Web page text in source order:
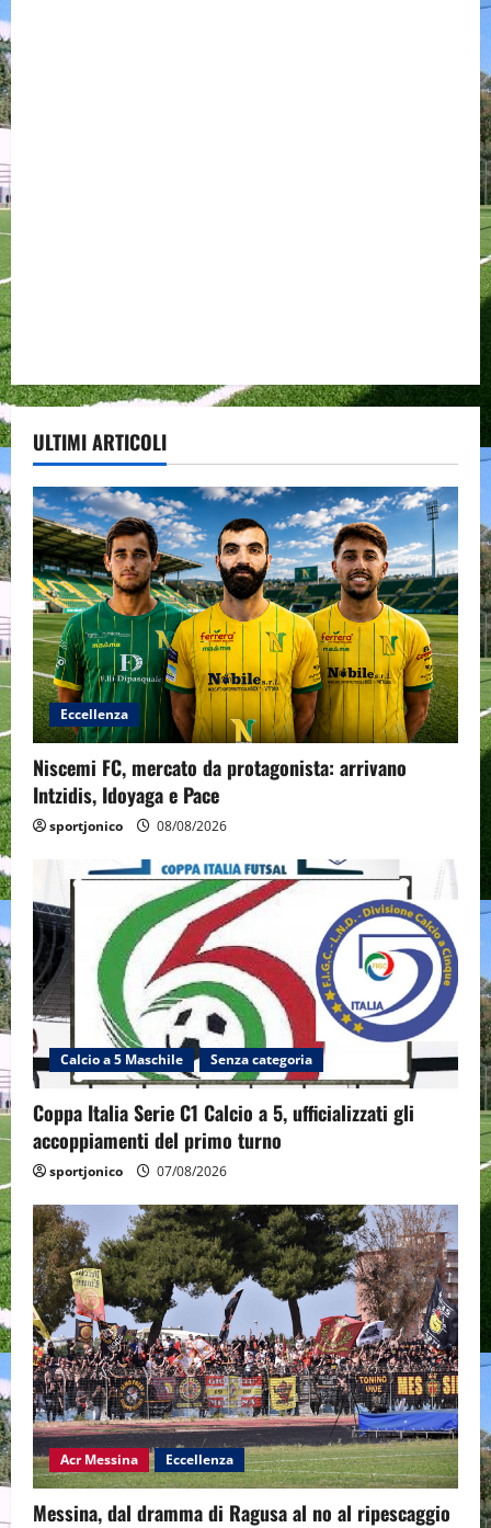
ULTIMI ARTICOLI
Eccellenza
Niscemi FC, mercato da protagonista: arrivano
Intzidis, Idoyaga e Pace
sportjonico 08/08/2026
Calcio a 5 Maschile Senza categoria
Coppa Italia Serie C1 Calcio a 5, ufficializzati gli
accoppiamenti del primo turno
sportjonico 07/08/2026
Acr Messina Eccellenza
Messina, dal dramma di Ragusa al no al ripescaggio